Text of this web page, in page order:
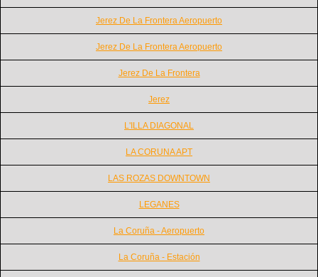
Jerez De La Frontera Aeropuerto
Jerez De La Frontera Aeropuerto
Jerez De La Frontera
Jerez
L'ILLA DIAGONAL
LA CORUNA APT
LAS ROZAS DOWNTOWN
LEGANES
La Coruña - Aeropuerto
La Coruña - Estación